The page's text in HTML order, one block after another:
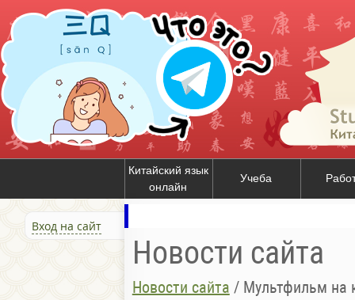
Китайский язык
онлайн
Учеба
Вход на сайт
Новости сайта
Новости сайта / Мультфильм на